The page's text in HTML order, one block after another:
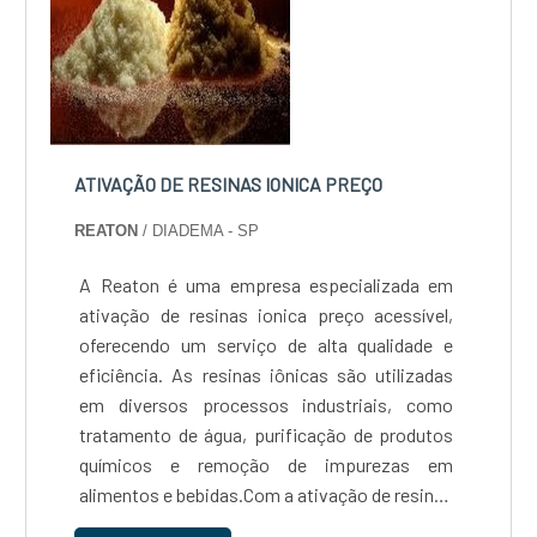
comprometida com a satisfação de seus
clientes e com a qualidade de seus serviços.
Com anos de experiência no mercado, a
Reaton é referência em regeneração de
resinas, oferecendo soluções personalizadas e
eficientes para atender às necessidades de
regeneração de resinas de qualidade e
ATIVAÇÃO DE RESINAS IONICA PREÇO
REATON/ DIADEMA - SP
A Reaton é uma empresa especializada em
ativação de resinas ionica preço acessível,
oferecendo um serviço de alta qualidade e
eficiência. As resinas iônicas são utilizadas
em diversos processos industriais, como
tratamento de água, purificação de produtos
químicos e remoção de impurezas em
alimentos e bebidas.Com a ativação de resinas
ionica preço justo, é possível aumentar a